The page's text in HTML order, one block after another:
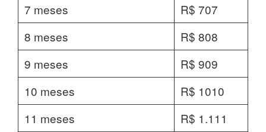
7 meses
R$ 707
8 meses
R$ 808
9 meses
R$ 909
10 meses
R$ 1010
11 meses
R$ 1.111